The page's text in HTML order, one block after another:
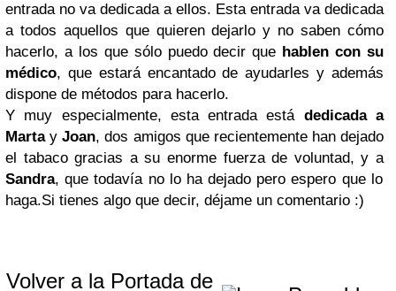
entrada no va dedicada a ellos. Esta entrada va dedicada
a todos aquellos que quieren dejarlo y no saben cómo
hacerlo, a los que sólo puedo decir que hablen con su
médico, que estará encantado de ayudarles y además
dispone de métodos para hacerlo.
Y muy especialmente, esta entrada estádedicada a
MartayJoan, dos amigos que recientemente han dejado
el tabaco gracias a su enorme fuerza de voluntad, y a
Sandra, que todavía no lo ha dejado pero espero que lo
haga.Si tienes algo que decir, déjame un comentario :)
Volver a la Portada de